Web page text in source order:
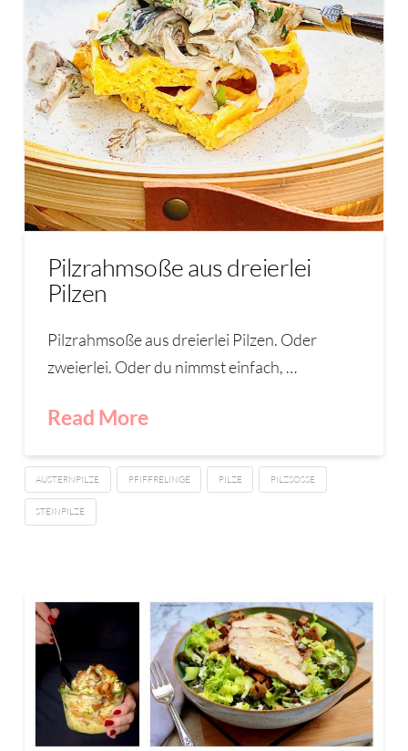
Pilzrahmsoße aus dreierlei
Pilzen
Pilzrahmsoße aus dreierlei Pilzen. Oder
zweierlei. Oder du nimmst einfach, …
Read More
AUSTERNPILZE PFIFFRELINGE PILZE PILZSOSSE
STEINPILZE